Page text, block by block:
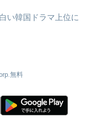
い韓国ドラマ上位に
無料